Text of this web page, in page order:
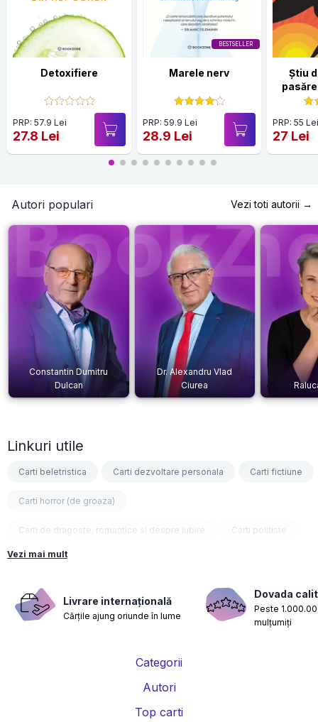
Detoxifiere
PRP: 57.9 Lei
27.8 Lei
BESTSELLER
Marele nerv
PRP: 59.9 Lei
28.9 Lei
Știu
PRP: 55
27 Lei
Autori populari Vezi toti autorii →
Constantin Dumitru
Dulcan
Dr. Alexandru Vlad
Ciurea
Linkuri utile
Carti beletristica Carti dezvoltare personala Carti fictiune
Carti horror (de groaza)
Carti de dragoste, romantice si despre iubire Carti politiste
Carti fantasy
Carti nutritie, sanatate si de slabit Carti diete
Carti despre sarcina si nastere Carti educatie financiara
Vezi mai mult
Livrare internațională
Cărțile ajung oriunde în lume
Dovada
Peste
mulțumiți
Categorii
Autori
Top carti